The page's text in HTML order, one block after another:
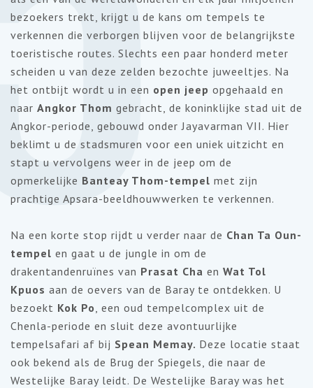
bezoekers trekt, krijgt u de kans om tempels te
verkennen die verborgen blijven voor de belangrijkste
toeristische routes. Slechts een paar honderd meter
scheiden u van deze zelden bezochte juweeltjes. Na
het ontbijt wordt u in een open jeep opgehaald en
naar Angkor Thom gebracht, de koninklijke stad uit de
Angkor-periode , gebouwd onder Jayavarman VII. Hier
beklimt u de stadsmuren voor een uniek uitzicht en
stapt u vervolgens weer in de jeep om de
opmerkelijke Banteay Thom-tempel met zijn
prachtige Apsara-beeldhouwwerken te verkennen.
Na een korte stop rijdt u verder naar de Chan Ta Oun-
tempel en gaat u de jungle in om de
drakentandenruïnes van Prasat Cha en Wat Tol
Kpuos aan de oevers van de Barayte ontdekken. U
bezoekt Kok Po , een oud tempelcomplex uit de
Chenla-periode en sluit deze avontuurlijke
tempelsafari af bij Spean Memay. Deze locatie staat
ook bekend als de Brug der Spiegels, die naar de
Westelijke Barayleidt. De Westelijke Baraywas het